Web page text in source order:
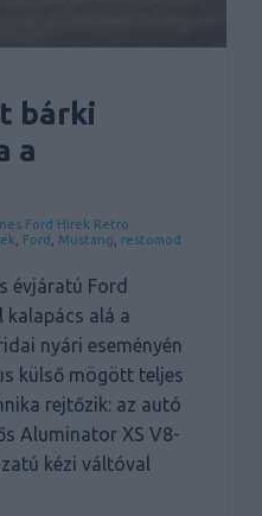
bárki
a
Ford Hírek Retro
Ford Mustang restomod
évjáratú Ford
kalapács alá a
nyári eseményén
külső mögött teljes
rejtőzik: az autó
Aluminator XS V8-
kézi váltóval